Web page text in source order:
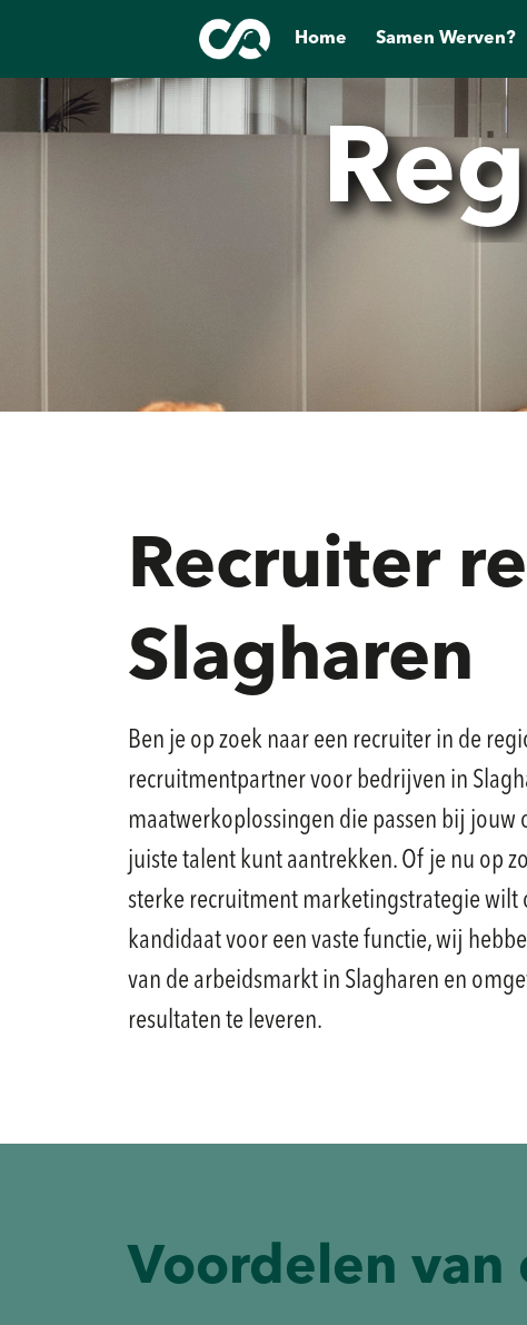
Home Samen Werven?
Recruiter
Slagharen
Ben je op zoek naar een recruiter in de
recruitmentpartner voor bedrijven in
maatwerkoplossingen die passen bij jouw
juiste talent kunt aantrekken. Of je nu op
sterke recruitment marketingstrategie wilt
kandidaat voor een vaste functie, wij
van de arbeidsmarkt in Slagharen en
resultaten te leveren.
Voordelen van